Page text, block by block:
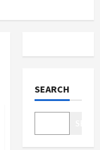
SEARCH